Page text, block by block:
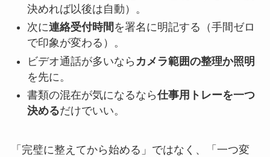
決めれば以後は自動）。
次に連絡受付時間 を署名に明記する（手間ゼロ
で印象が変わる）。
ビデオ通話が多いなら カメラ範囲の整理か照明
を先に。
書類の混在が気になるなら仕事用トレーを一つ
決めるだけでいい。
「完璧に整えてから始める」ではなく、「一つ変